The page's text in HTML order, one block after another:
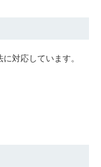
対応しています。